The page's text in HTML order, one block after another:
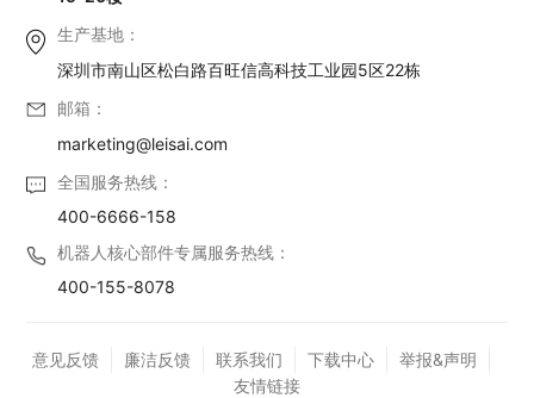
生产基地：
深圳市南山区松白路百旺信高科技工业园5区22栋
邮箱：
marketing@leisai.com
全国服务热线：
400-6666-158
机器人核心部件专属服务热线：
400-155-8078
意见反馈 廉洁反馈 联系我们 下载中心
举报&声明
友情链接